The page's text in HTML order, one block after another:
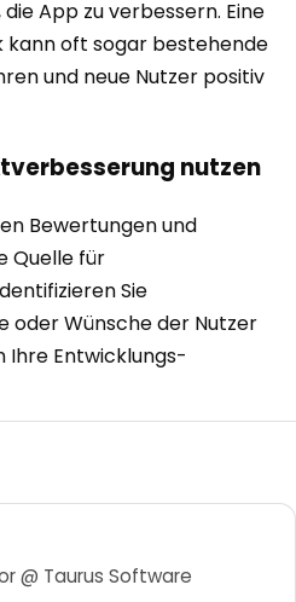
App zu verbessern. Eine
kann oft sogar bestehende
und neue Nutzer positiv
nutzen
Bewertungen und
Quelle für
Sie
oder Wünsche der Nutzer
Ihre Entwicklungs-
@ Taurus Software